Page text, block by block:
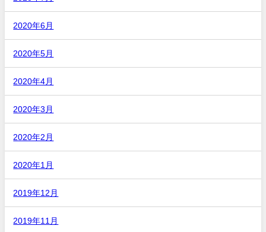
2020年6月
2020年5月
2020年4月
2020年3月
2020年2月
2020年1月
2019年12月
2019年11月